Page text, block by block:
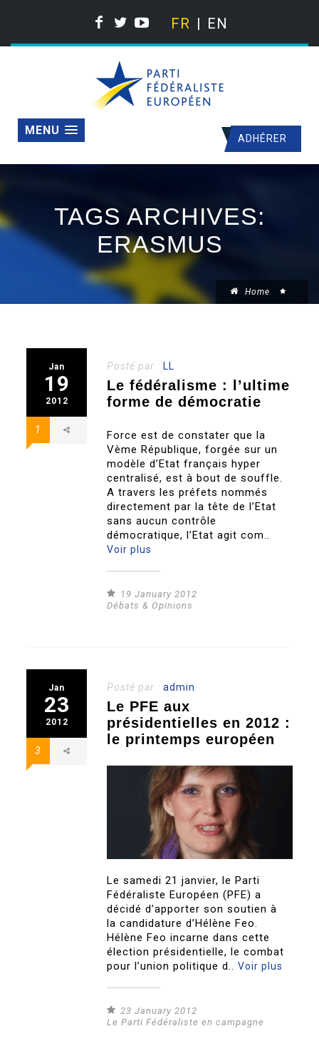
FR EN
ADHÉRER
MENU
TAGS ARCHIVES:
ERASMUS
Home
Jan
19
2012
1
Posté par : LL
Le fédéralisme : l’ultime
forme de démocratie
Force est de constater que la
Vème République, forgée sur un
modèle d’Etat français hyper
centralisé, est à bout de souffle.
A travers les préfets nommés
directement par la tête de l’Etat
sans aucun contrôle
démocratique, l’Etat agit com..
Voir plus
19 January 2012
Débats & Opinions
Jan
23
2012
3
Posté par :admin
Le PFE aux
présidentielles en 2012 :
le printemps européen
Le samedi 21 janvier, le Parti
Fédéraliste Européen (PFE) a
décidé d’apporter son soutien à
la candidature d’Hélène Feo.
Hélène Feo incarne dans cette
élection présidentielle, le combat
pour l’union politique d..Voir plus
23 January 2012
Le Parti Fédéraliste en campagne